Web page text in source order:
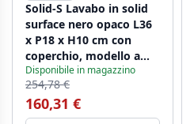
Solid-S Lavabo in solid
surface nero opaco L36
x P18 x H10 cm con
coperchio, modello a
destra senza foro per
rubinetto 1208954164
Disponibile in magazzino
254,78 €
160,31 €